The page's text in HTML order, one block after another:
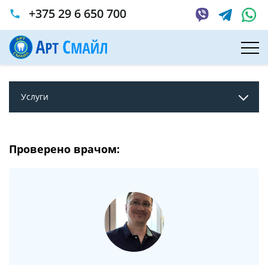
phone +375 29 6 650 700
Синус-лифтинг
Синус-лифтинг
Услуги
Проверено врачом: